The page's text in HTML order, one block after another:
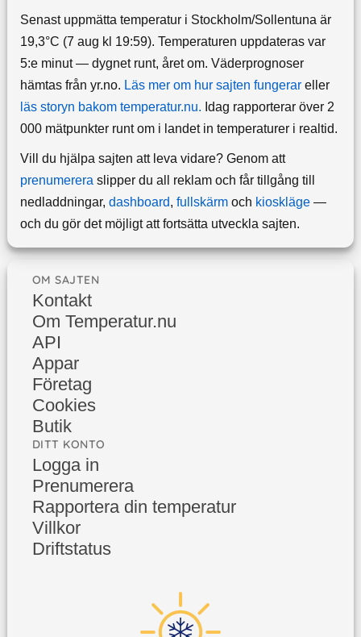
Senast uppmätta temperatur i Stockholm/Sollentuna är
19,3°C (7 aug kl 19:59). Temperaturen uppdateras var
5:e minut — dygnet runt, året om. Väderprognoser
hämtas från yr.no. Läs mer om hur sajten fungerareller
läs storyn bakom temperatur.nu. Idag rapporterar över 2
000 mätpunkter runt om i landet in temperaturer i realtid.
Vill du hjälpa sajten att leva vidare? Genom att
prenumereraslipper du all reklam och får tillgång till
nedladdningar, dashboard, fullskärmoch kioskläge—
och du gör det möjligt att fortsätta utveckla sajten.
OM SAJTEN
Kontakt
Om Temperatur.nu
API
Appar
Företag
Cookies
Butik
DITT KONTO
Logga in
Prenumerera
Rapportera din temperatur
Villkor
Driftstatus